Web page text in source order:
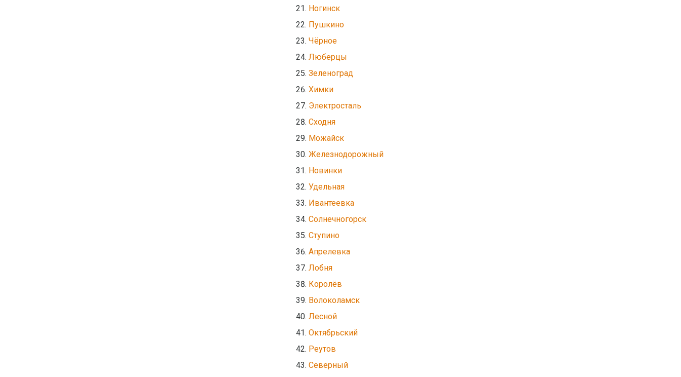
Ногинск
Пушкино
Чёрное
Люберцы
Зеленоград
Химки
Электросталь
Сходня
Можайск
Железнодорожный
Новинки
Удельная
Ивантеевка
Солнечногорск
Ступино
Апрелевка
Лобня
Королёв
Волоколамск
Лесной
Октябрьский
Реутов
Северный